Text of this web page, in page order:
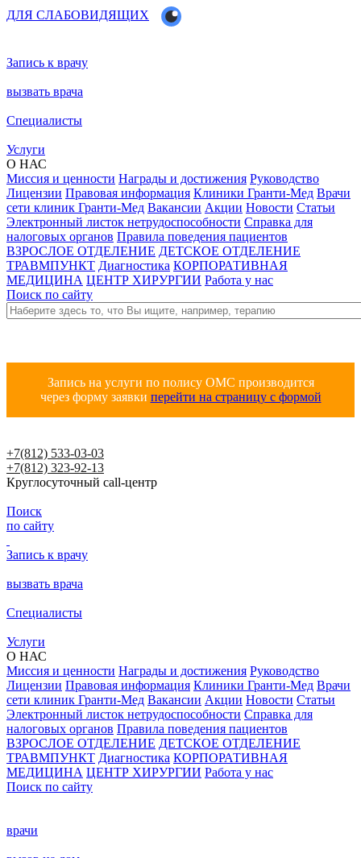
ДЛЯ СЛАБОВИДЯЩИХ
Запись к врачу
вызвать врача
Специалисты
Услуги
О НАС
Миссия и ценности Награды и достижения Руководство
Лицензии Правовая информация Клиники Гранти-Мед Врачи
сети клиник Гранти-Мед Вакансии Акции Новости Статьи
Электронный листок нетрудоспособности Справка для
налоговых органов Правила поведения пациентов
ВЗРОСЛОЕ ОТДЕЛЕНИЕ ДЕТСКОЕ ОТДЕЛЕНИЕ
ТРАВМПУНКТ Диагностика КОРПОРАТИВНАЯ
МЕДИЦИНА ЦЕНТР ХИРУРГИИ Работа у нас
Поиск по сайту
Запись на услуги по полису ОМС производится
через форму заявки перейти на страницу с формой
+7(812) 533-03-03
+7(812) 323-92-13
Круглосуточный call-центр
Поиск
по сайту
Запись к врачу
вызвать врача
Специалисты
Услуги
О НАС
Миссия и ценности Награды и достижения Руководство
Лицензии Правовая информация Клиники Гранти-Мед Врачи
сети клиник Гранти-Мед Вакансии Акции Новости Статьи
Электронный листок нетрудоспособности Справка для
налоговых органов Правила поведения пациентов
ВЗРОСЛОЕ ОТДЕЛЕНИЕ ДЕТСКОЕ ОТДЕЛЕНИЕ
ТРАВМПУНКТ Диагностика КОРПОРАТИВНАЯ
МЕДИЦИНА ЦЕНТР ХИРУРГИИ Работа у нас
Поиск по сайту
врачи